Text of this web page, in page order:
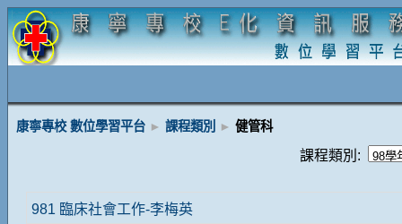
康寧專校 數位學習平台 ► 課程類別 ► 健管科
課程類別:
981 臨床社會工作-李梅英